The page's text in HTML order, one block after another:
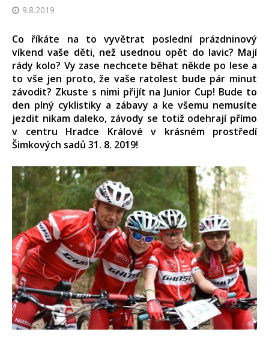
9.8.2019
Co říkáte na to vyvětrat poslední prázdninový
víkend vaše děti, než usednou opět do lavic? Mají
rády kolo? Vy zase nechcete běhat někde po lese a
to vše jen proto, že vaše ratolest bude pár minut
závodit? Zkuste s nimi přijít na Junior Cup! Bude to
den plný cyklistiky a zábavy a ke všemu nemusíte
jezdit nikam daleko, závody se totiž odehrají přímo
v centru Hradce Králové v krásném prostředí
Šimkových sadů 31. 8. 2019!